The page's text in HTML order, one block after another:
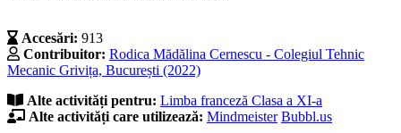
Accesări: 913
Contribuitor: Rodica Mădălina Cernescu - Colegiul Tehnic
Mecanic Grivița, București (2022)
Alte activități pentru: Limba franceză Clasa a XI-a
Alte activități care utilizează: Mindmeister Bubbl.us